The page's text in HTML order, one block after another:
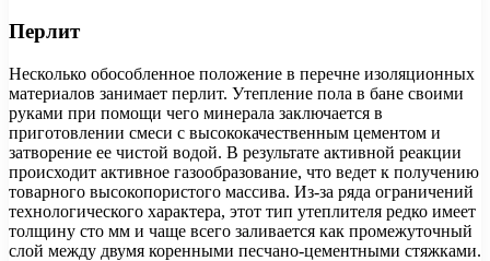
Перлит
Несколько обособленное положение в перечне изоляционных
материалов занимает перлит. Утепление пола в бане своими
руками при помощи чего минерала заключается в
приготовлении смеси с высококачественным цементом и
затворение ее чистой водой. В результате активной реакции
происходит активное газообразование, что ведет к получению
товарного высокопористого массива. Из-за ряда ограничений
технологического характера, этот тип утеплителя редко имеет
толщину сто мм и чаще всего заливается как промежуточный
слой между двумя коренными песчано-цементными стяжками.